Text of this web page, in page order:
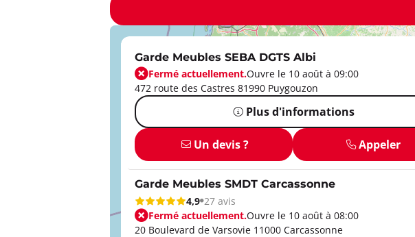
Garde Meubles SEBA DGTS Albi
Fermé actuellement.Ouvre le 10 août à 09:00
472 route des Castres 81990 Puygouzon
Plus d'informations
Un devis ? Appeler
Garde Meubles SMDT Carcassonne
4,9 27 avis
Fermé actuellement.Ouvre le 10 août à 08:00
20 Boulevard de Varsovie 11000 Carcassonne